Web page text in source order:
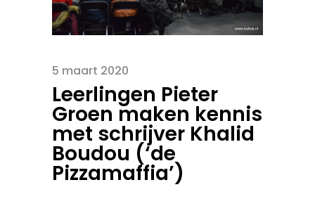
5 maart 2020
Leerlingen Pieter
Groen maken kennis
met schrijver Khalid
Boudou (‘de
Pizzamaffia’)